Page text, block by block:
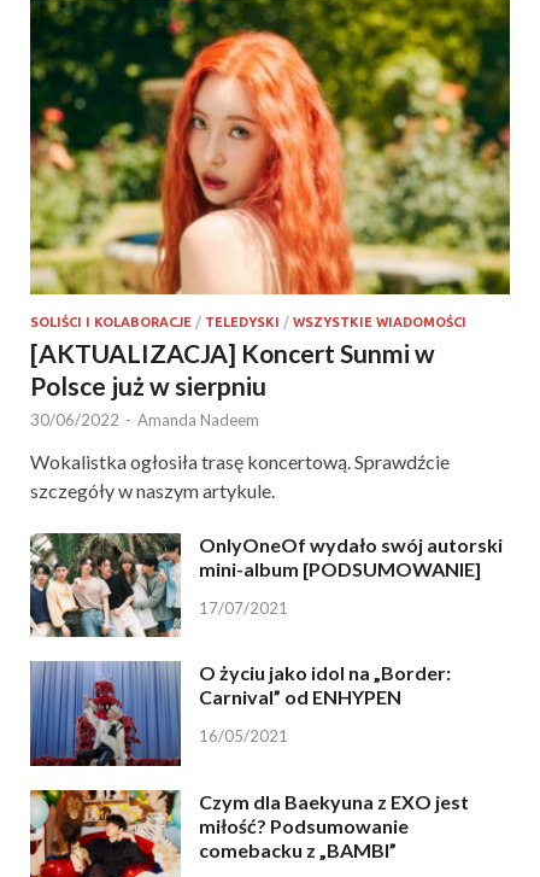
SOLIŚCI I KOLABORACJE / TELEDYSKI / WSZYSTKIE WIADOMOŚCI
[AKTUALIZACJA] Koncert Sunmi w
Polsce już w sierpniu
30/06/2022 - Amanda Nadeem
Wokalistka ogłosiła trasę koncertową. Sprawdźcie
szczegóły w naszym artykule.
OnlyOneOf wydało swój autorski
mini-album [PODSUMOWANIE]
17/07/2021
O życiu jako idol na „Border:
Carnival” od ENHYPEN
16/05/2021
Czym dla Baekyuna z EXO jest
miłość? Podsumowanie
comebacku z „BAMBI”